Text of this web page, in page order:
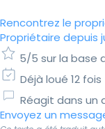
Rencontrez le
Propriétaire depuis
5/5 sur la base
Déjà loué 12 fois
Réagit dans un
Envoyez un